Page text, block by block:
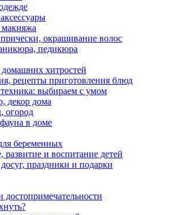
окрашивание волос
педикюра
хитростей
рецепты приготовления блюд
выбираем с умом
декор дома
огород
в доме
беременных
развитие и воспитание детей
праздники и подарки
достопримечательности